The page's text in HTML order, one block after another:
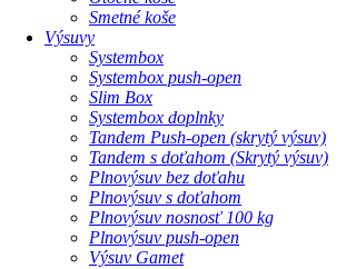
Smetné koše
Výsuvy
Systembox
Systembox push-open
Slim Box
Systembox doplnky
Tandem Push-open (skrytý výsuv)
Tandem s doťahom (Skrytý výsuv)
Plnovýsuv bez doťahu
Plnovýsuv s doťahom
Plnovýsuv nosnosť 100 kg
Plnovýsuv push-open
Výsuv Gamet